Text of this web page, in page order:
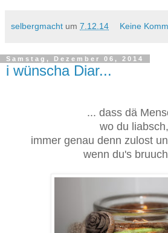
selbergmacht um 7.12.14 Keine
Samstag, Dezember 06, 2014
i wünscha Diar...
... dass dä
wo du liabsch,
immer genau denn zulost
wenn du's